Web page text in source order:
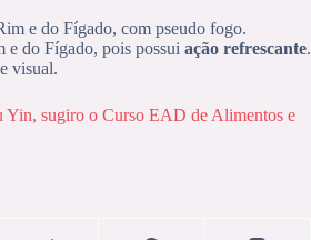
e do Fígado, com pseudo fogo.
e do Fígado, pois possui ação refrescante.
visual.
Yin, sugiro o Curso EAD de Alimentos e